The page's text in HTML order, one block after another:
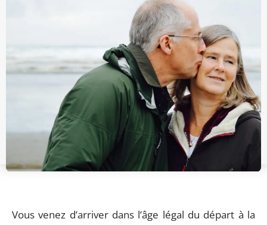
Vous venez d’arriver dans l’âge légal du départ à la